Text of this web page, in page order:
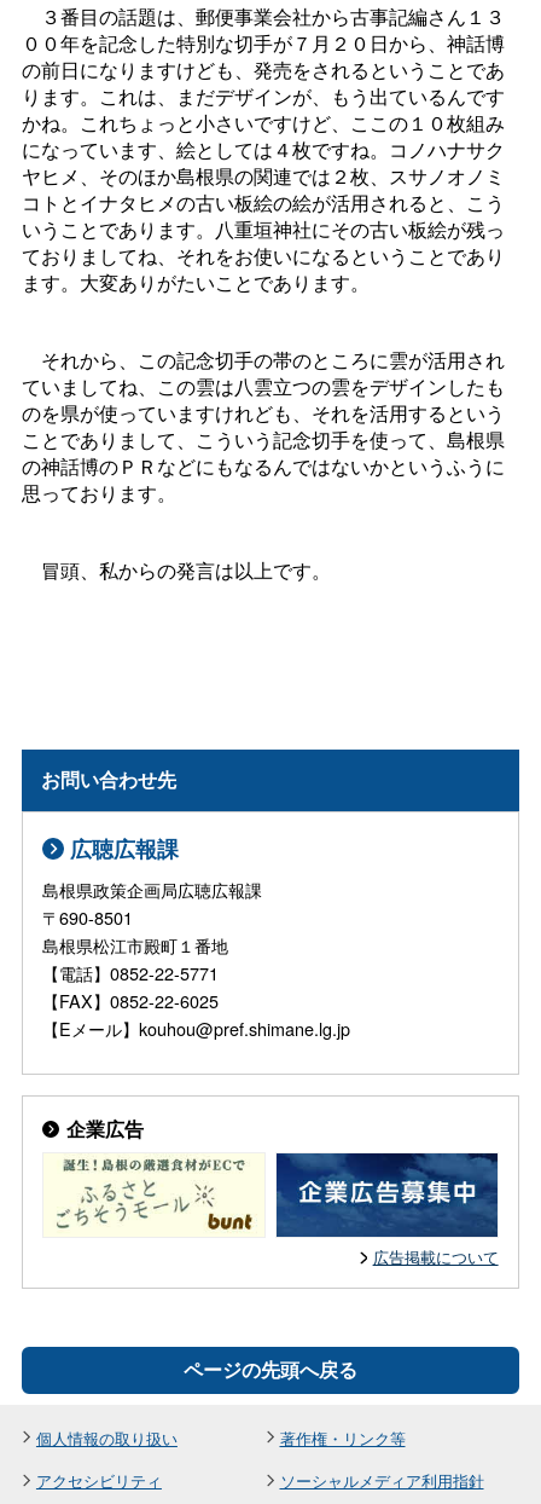
３番目の話題は、郵便事業会社から古事記編さん１３
００年を記念した特別な切手が７月２０日から、神話博
の前日になりますけども、発売をされるということであ
ります。これは、まだデザインが、もう出ているんです
かね。これちょっと小さいですけど、ここの１０枚組み
になっています、絵としては４枚ですね。コノハナサク
ヤヒメ、そのほか島根県の関連では２枚、スサノオノミ
コトとイナタヒメの古い板絵の絵が活用されると、こう
いうことであります。八重垣神社にその古い板絵が残っ
ておりましてね、それをお使いになるということであり
ます。大変ありがたいことであります。
それから、この記念切手の帯のところに雲が活用され
ていましてね、この雲は八雲立つの雲をデザインしたも
のを県が使っていますけれども、それを活用するという
ことでありまして、こういう記念切手を使って、島根県
の神話博のＰＲなどにもなるんではないかというふうに
思っております。
冒頭、私からの発言は以上です。
お問い合わせ先
広聴広報課
島根県政策企画局広聴広報課
〒690-8501
島根県松江市殿町１番地
【電話】0852-22-5771
【FAX】0852-22-6025
【Eメール】kouhou@pref.shimane.lg.jp
企業広告
広告掲載について
ページの先頭へ戻る
個人情報の取り扱い
著作権・リンク等
アクセシビリティ
ソーシャルメディア利用指針